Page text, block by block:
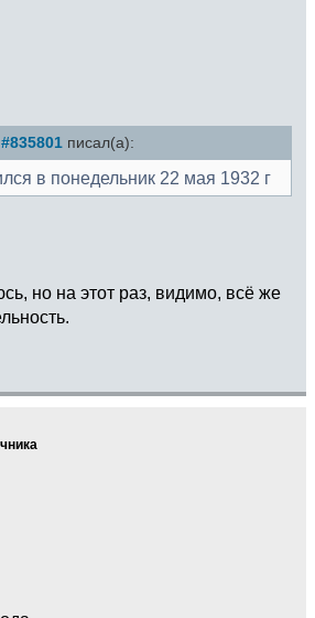
писал(а):
в понедельник 22 мая 1932 г
но на этот раз, видимо, всё же